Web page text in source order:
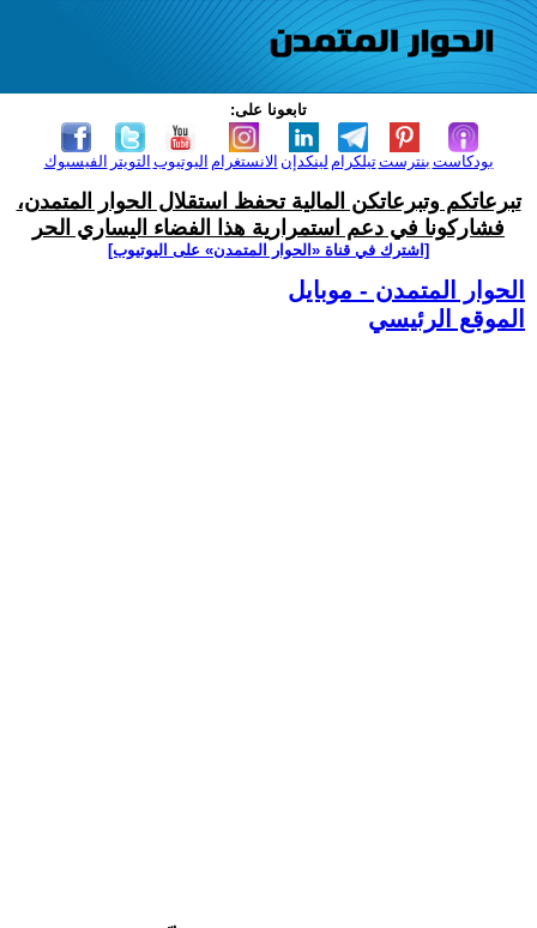
تابعونا على:
الفيسبوك التويتر اليوتيوب الانستغرام لينكدإن تيلكرامبنترست بودكاست
تبرعاتكم وتبرعاتكن المالية تحفظ استقلال الحوار المتمدن،
فشاركونا في دعم استمرارية هذا الفضاء اليساري الحر
[اشترك في قناة ‫«الحوار المتمدن» على اليوتيوب]
الحوار المتمدن - موبايل
الموقع الرئيسي